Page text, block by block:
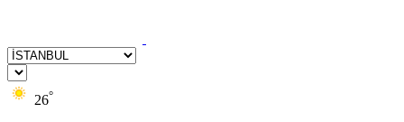
26°